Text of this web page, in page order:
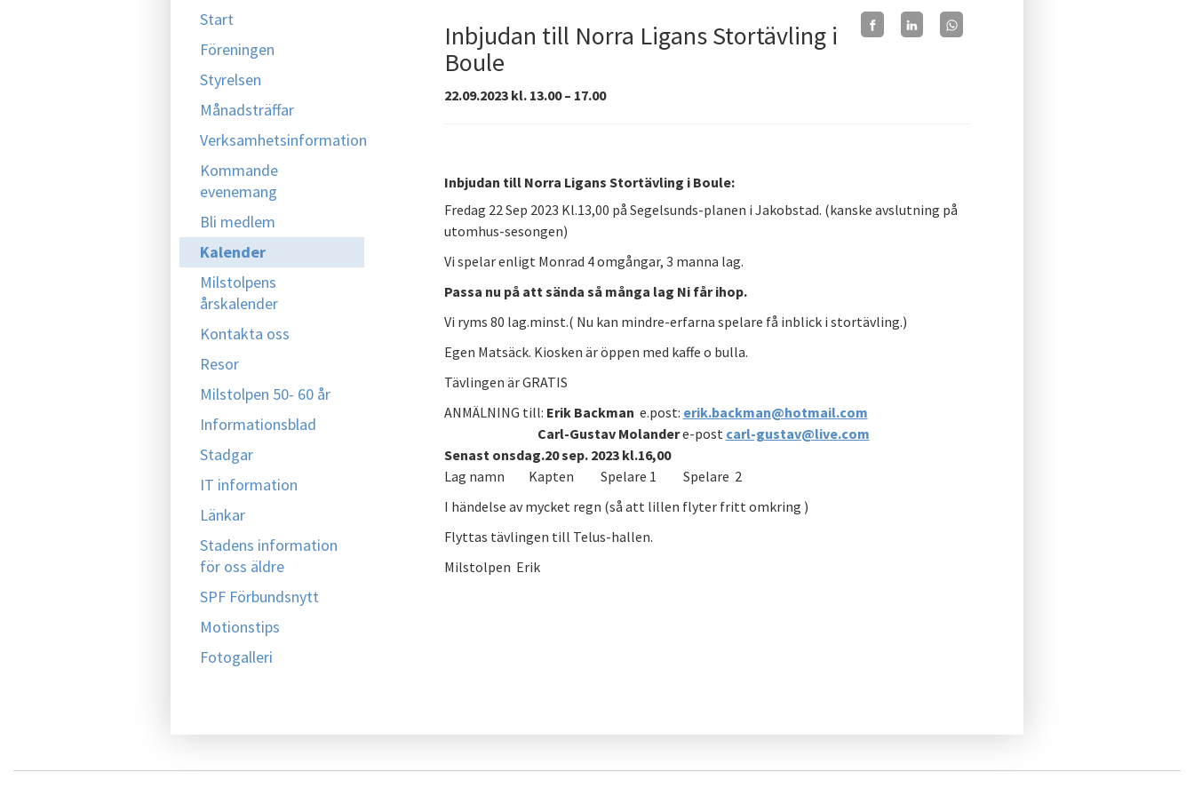
Start
Föreningen
Styrelsen
Månadsträffar
Verksamhetsinformation
Kommande
evenemang
Bli medlem
Kalender
Milstolpens
årskalender
Kontakta oss
Resor
Milstolpen 50- 60 år
Informationsblad
Stadgar
IT information
Länkar
Stadens information
för oss äldre
SPF Förbundsnytt
Motionstips
Fotogalleri
Inbjudan till Norra Ligans Stortävling i
Boule
22.09.2023 kl. 13.00 – 17.00
Inbjudan till Norra Ligans Stortävling i Boule:
Fredag 22 Sep 2023 Kl.13,00 på Segelsunds-planen i Jakobstad. (kanske avslutning på
utomhus-sesongen)
Vi spelar enligt Monrad 4 omgångar, 3 manna lag.
Passa nu på att sända så många lag Ni får ihop.
Vi ryms 80 lag.minst.( Nu kan mindre-erfarna spelare få inblick i stortävling.)
Egen Matsäck. Kiosken är öppen med kaffe o bulla.
Tävlingen är GRATIS
ANMÄLNING till: Erik Backman e.post: erik.backman@hotmail.com
Carl-Gustav Molandere-post carl-gustav@live.com
Senast onsdag.20 sep. 2023 kl.16,00
Lag namn Kapten Spelare 1 Spelare 2
I händelse av mycket regn (så att lillen flyter fritt omkring )
Flyttas tävlingen till Telus-hallen.
Milstolpen Erik